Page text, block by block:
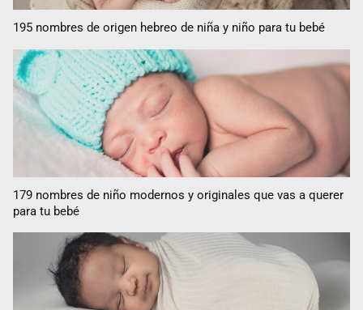
195 nombres de origen hebreo de niña y niño para tu bebé
179 nombres de niño modernos y originales que vas a querer
para tu bebé